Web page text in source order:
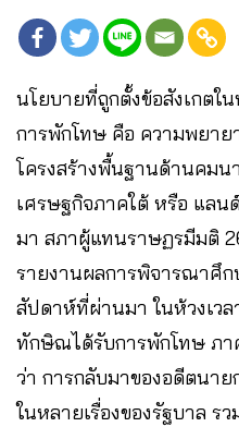
นโยบายที่ถูกตั้งข้อสังเกตใ
การพักโทษ คือ ความพยา
โครงสร้างพื้นฐานด้านคมน
เศรษฐกิจภาคใต้ หรือ แลน
มา สภาผู้แทนราษฏรมีมติ
รายงานผลการพิจารณาศึก
สัปดาห์ที่ผ่านมา ในห้วงเว
ทักษิณได้รับการพักโทษ ภา
ว่า การกลับมาของอดีตนา
ในหลายเรื่องของรัฐบาล